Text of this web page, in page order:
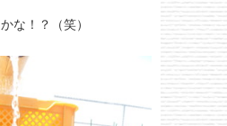
な！？（笑）